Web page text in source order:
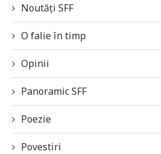
Noutăți SFF
O falie în timp
Opinii
Panoramic SFF
Poezie
Povestiri